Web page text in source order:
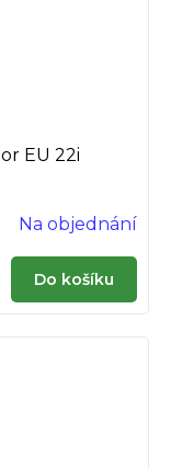
EU 22i
Na objednání
Do košíku